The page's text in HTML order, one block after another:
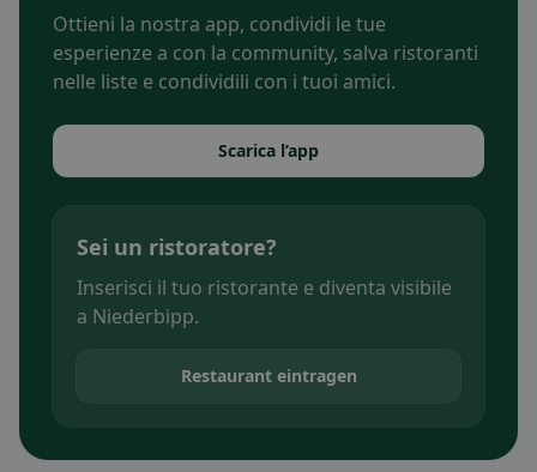
Ottieni la nostra app, condividi le tue
esperienze a con la community, salva ristoranti
nelle liste e condividili con i tuoi amici.
Scarica l’app
Sei un ristoratore?
Inserisci il tuo ristorante e diventa visibile
a Niederbipp.
Restaurant eintragen